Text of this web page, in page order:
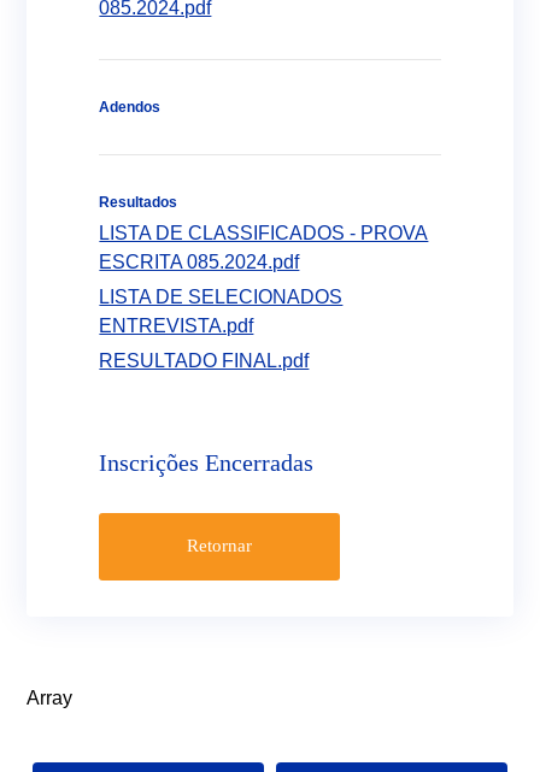
085.2024.pdf
Adendos
Resultados
LISTA DE CLASSIFICADOS - PROVA
ESCRITA 085.2024.pdf
LISTA DE SELECIONADOS
ENTREVISTA.pdf
RESULTADO FINAL.pdf
Inscrições Encerradas
Retornar
Array